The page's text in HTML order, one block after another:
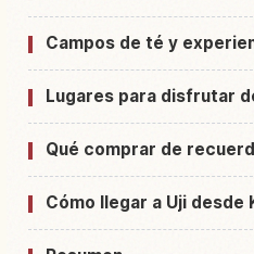
Campos de té y
Lugares para disfrutar
Qué comprar de
Cómo llegar a Uji desde